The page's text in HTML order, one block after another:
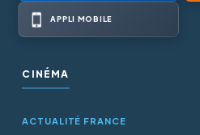
APPLI MOBILE
CINÉMA
ACTUALITÉ FRANCE